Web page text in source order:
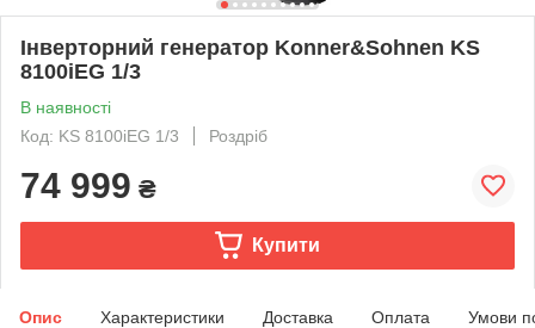
Інверторний генератор Konner&Sohnen KS
8100iEG 1/3
В наявності
Код: KS 8100iEG 1/3
Роздріб
74 999 ₴
Купити
Опис Характеристики Доставка Оплата Умови